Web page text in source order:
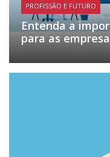
PROFISSÃO E FUTURO
Entenda a
para as